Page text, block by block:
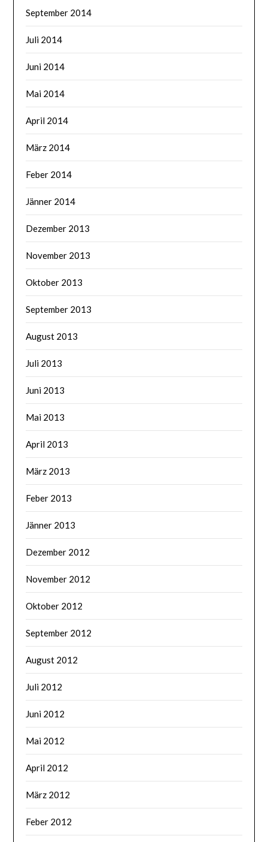
September 2014
Juli 2014
Juni 2014
Mai 2014
April 2014
März 2014
Feber 2014
Jänner 2014
Dezember 2013
November 2013
Oktober 2013
September 2013
August 2013
Juli 2013
Juni 2013
Mai 2013
April 2013
März 2013
Feber 2013
Jänner 2013
Dezember 2012
November 2012
Oktober 2012
September 2012
August 2012
Juli 2012
Juni 2012
Mai 2012
April 2012
März 2012
Feber 2012